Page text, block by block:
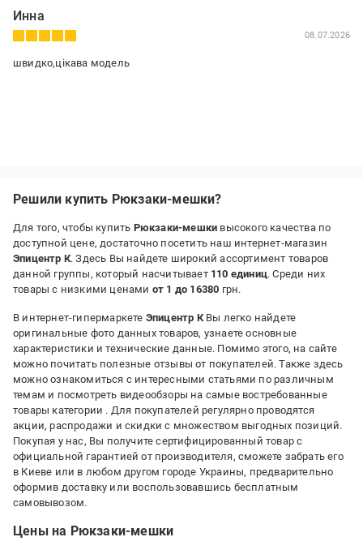
Инна
08.07.2026
швидко,цікава модель
Решили купить Рюкзаки-мешки?
Для того, чтобы купить Рюкзаки-мешки высокого качества по
доступной цене, достаточно посетить наш интернет-магазин
Эпицентр К. Здесь Вы найдете широкий ассортимент товаров
данной группы, который насчитывает 110 единиц. Среди них
товары с низкими ценами от 1 до 16380 грн.
В интернет-гипермаркете Эпицентр КВы легко найдете
оригинальные фото данных товаров, узнаете основные
характеристики и технические данные. Помимо этого, на сайте
можно почитать полезные отзывы от покупателей. Также здесь
можно ознакомиться с интересными статьями по различным
темам и посмотреть видеообзоры на самые востребованные
товары категории . Для покупателей регулярно проводятся
акции, распродажи и скидки с множеством выгодных позиций.
Покупая у нас, Вы получите сертифицированный товар с
официальной гарантией от производителя, сможете забрать его
в Киеве или в любом другом городе Украины, предварительно
оформив доставку или воспользовавшись бесплатным
самовывозом.
Цены на Рюкзаки-мешки